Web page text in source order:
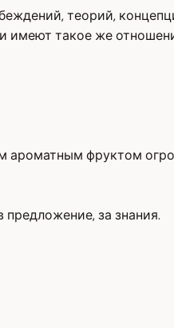
теорий,
имеют такое же
ароматным фруктом
за знания.